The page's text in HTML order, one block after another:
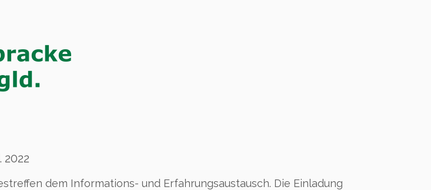
dem Informations- und Erfahrungsaustausch. Die Einladung